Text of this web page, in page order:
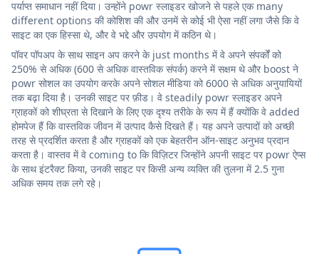
पर्याप्त समाधान नहीं दिया। उन्होंने powr स्लाइडर खोजने से पहले एक many
different options की कोशिश की और उनमें से कोई भी ऐसा नहीं लगा जैसे कि वे
साइट का एक हिस्सा थे, और वे भद्दे और उपयोग में कठिन थे।
पॉवर पॉपअप के साथ साइन अप करने के just months में वे अपने संपर्कों को
250% से अधिक (600 से अधिक वास्तविक संपर्क) करने में सक्षम थे और boost ने
powr सोशल का उपयोग करके अपने सोशल मीडिया को 6000 से अधिक अनुयायियों
तक बढ़ा दिया है। उनकी साइट पर फ़ीड। वे steadily powr स्लाइडर अपने
ग्राहकों को शीघ्रता से दिखाने के लिए एक दृश्य तरीके के रूप में हैं क्योंकि वे added
होमपेज हैं कि वास्तविक जीवन में उत्पाद कैसे दिखते हैं। यह अपने उत्पादों को अच्छी
तरह से प्रदर्शित करता है और ग्राहकों को एक बेहतरीन ऑन-साइट अनुभव प्रदान
करता है। वास्तव में वे coming to कि विज़िटर जिन्होंने अपनी साइट पर powr ऐप्स
के साथ इंटरैक्ट किया, उनकी साइट पर किसी अन्य व्यक्ति की तुलना में 2.5 गुना
अधिक समय तक लगे रहे।